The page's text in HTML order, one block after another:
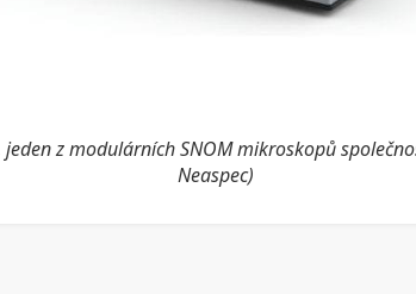
jeden z modulárních SNOM mikroskopů
Neaspec)